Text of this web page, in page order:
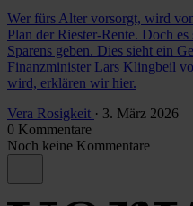
Wer fürs Alter vorsorgt, wird
Plan der Riester-Rente. Doch
Sparens geben. Dies sieht ein
Finanzminister Lars Klingbeil
wird, erklären wir hier.
Vera Rosigkeit · 3. März 2026
0 Kommentare
Noch keine Kommentare